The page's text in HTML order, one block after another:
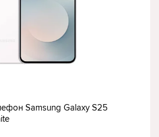
Samsung Galaxy S25